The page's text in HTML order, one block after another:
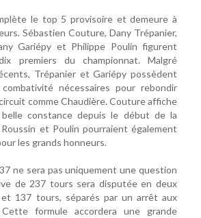
le top 5 provisoire et demeure à
Sébastien Couture, Dany Trépanier,
Gariépy et Philippe Poulin figurent
premiers du championnat. Malgré
Trépanier et Gariépy possèdent
nécessaires pour rebondir
comme Chaudière. Couture affiche
constance depuis le début de la
et Poulin pourraient également
les grands honneurs.
ne sera pas uniquement une question
de 237 tours sera disputée en deux
137 tours, séparés par un arrêt aux
formule accordera une grande